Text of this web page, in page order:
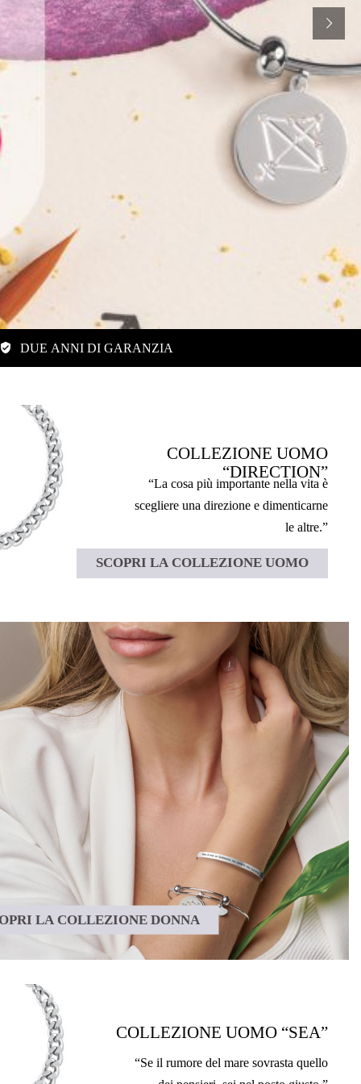
DUE ANNI DI GARANZIA
COLLEZIONE UOMO
“DIRECTION”
“La cosa più importante nella vita è
scegliere una direzione e dimenticarne
le altre.”
SCOPRI LA COLLEZIONE UOMO
LA COLLEZIONE DONNA
COLLEZIONE UOMO “SEA”
“Se il rumore del mare sovrasta quello